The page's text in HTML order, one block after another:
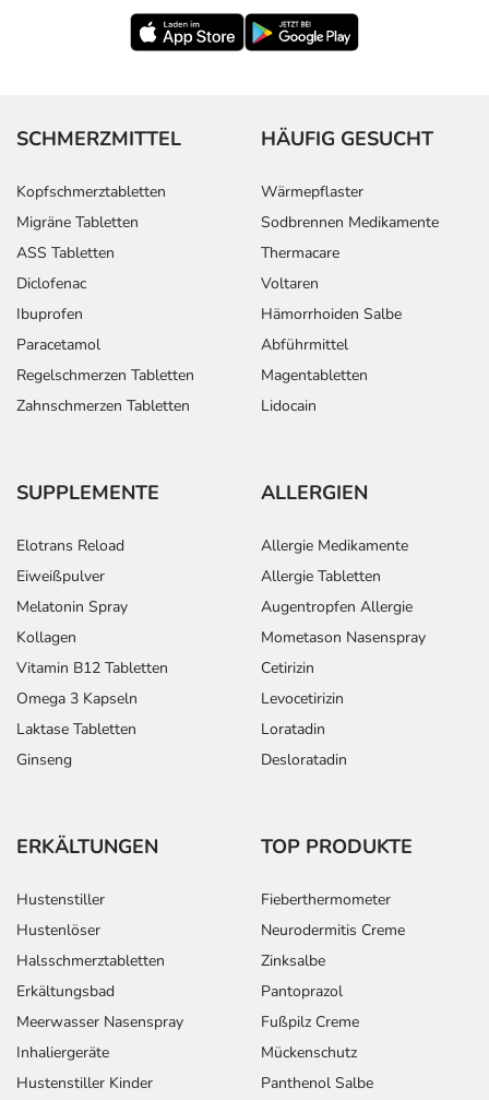
SCHMERZMITTEL
Kopfschmerztabletten
Migräne Tabletten
ASS Tabletten
Diclofenac
Ibuprofen
Paracetamol
Regelschmerzen Tabletten
Zahnschmerzen Tabletten
HÄUFIG GESUCHT
Wärmepflaster
Sodbrennen Medikamente
Thermacare
Voltaren
Hämorrhoiden Salbe
Abführmittel
Magentabletten
Lidocain
SUPPLEMENTE
Elotrans Reload
Eiweißpulver
Melatonin Spray
Kollagen
Vitamin B12 Tabletten
Omega 3 Kapseln
Laktase Tabletten
Ginseng
ALLERGIEN
Allergie Medikamente
Allergie Tabletten
Augentropfen Allergie
Mometason Nasenspray
Cetirizin
Levocetirizin
Loratadin
Desloratadin
ERKÄLTUNGEN
Hustenstiller
Hustenlöser
Halsschmerztabletten
Erkältungsbad
Meerwasser Nasenspray
Inhaliergeräte
Hustenstiller Kinder
TOP PRODUKTE
Fieberthermometer
Neurodermitis Creme
Zinksalbe
Pantoprazol
Fußpilz Creme
Mückenschutz
Panthenol Salbe